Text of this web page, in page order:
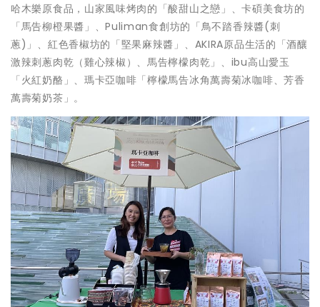
哈木樂原食品，山家風味烤肉的「酸甜山之戀」、卡碩美食坊的
「馬告柳橙果醬」、Puliman食創坊的「鳥不踏香辣醬(刺
蔥)」、紅色香椒坊的「堅果麻辣醬」、AKIRA原品生活的「酒釀
激辣刺蔥肉乾（雞心辣椒）、馬告檸檬肉乾」、ibu高山愛玉
「火紅奶酪」、瑪卡亞咖啡「檸檬馬告冰角萬壽菊冰咖啡、芳香
萬壽菊奶茶」。